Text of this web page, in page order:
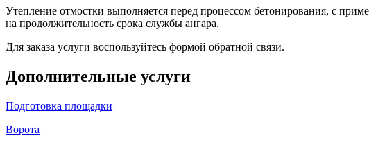
Утепление отмостки выполняется перед процессом бетонирования, с
на продолжительность срока службы ангара.
Для заказа услуги воспользуйтесь формой обратной связи.
Дополнительные услуги
Подготовка площадки
Ворота